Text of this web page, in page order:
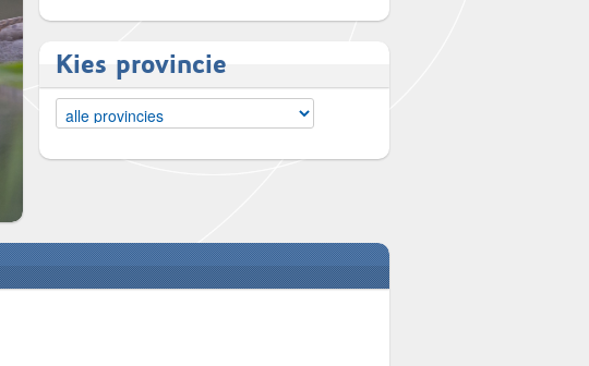
Kies provincie